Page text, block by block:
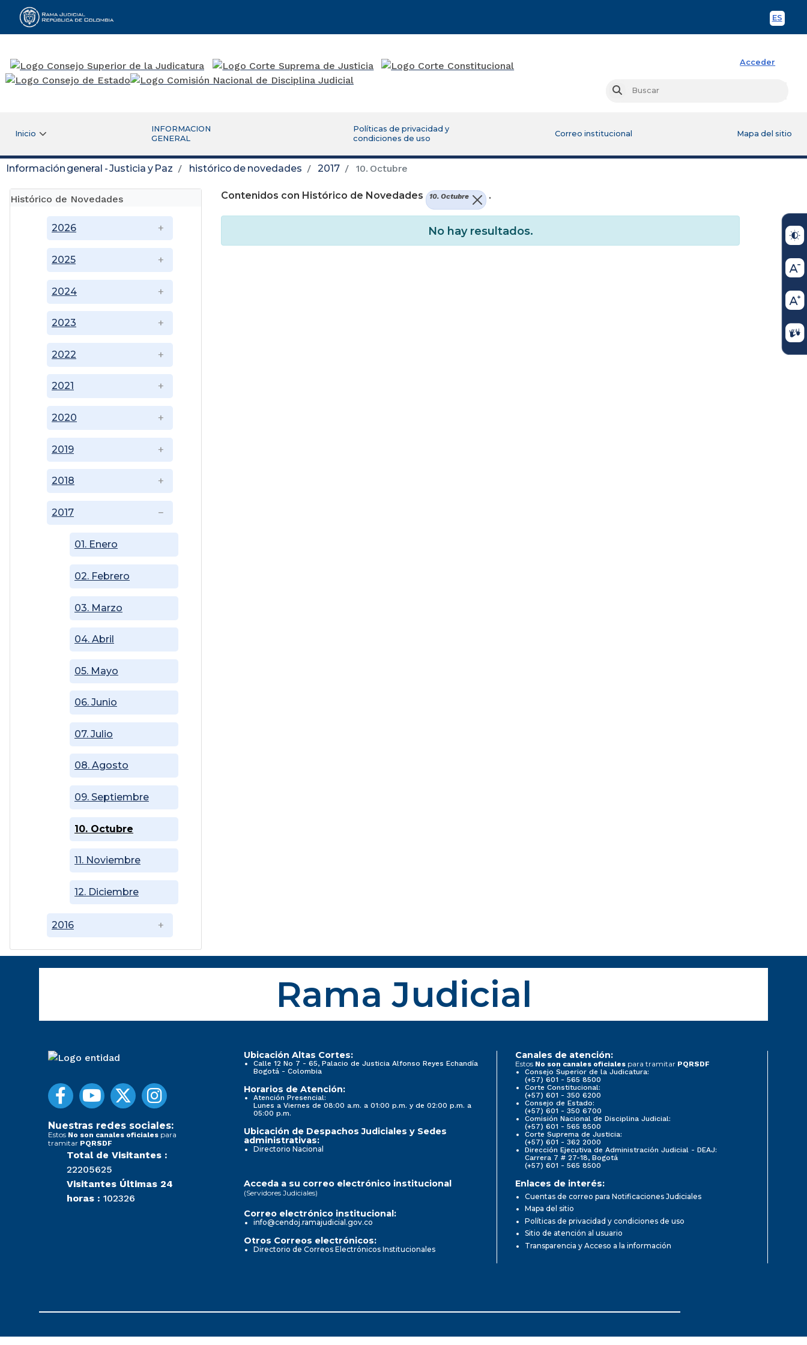
ES
Rama Judicial
Acceder
Buscar
Inicio
INFORMACION
GENERAL
Políticas de privacidad y
condiciones de uso
Correo institucional Mapa del sitio
Información general - Justicia y Paz histórico de novedades 2017 10. Octubre
Histórico de Novedades
2016
2017
01. Enero
02. Febrero
03. Marzo
04. Abril
05. Mayo
06. Junio
07. Julio
08. Agosto
09. Septiembre
10. Octubre
11. Noviembre
12. Diciembre
2018
2019
2020
2021
2022
2023
2024
2025
2026
Contenidos con Histórico de Novedades 10. Octubre .
No hay resultados.
Rama Judicial
Nuestras redes sociales:
Estos No son canales oficiales para
tramitar PQRSDF
Total de Visitantes :
22205625
Visitantes Últimas 24
horas : 102326
Ubicación Altas Cortes:
Calle 12 No 7 - 65, Palacio de Justicia Alfonso Reyes Echandía
Bogotá - Colombia
Horarios de Atención:
Atención Presencial:
Lunes a Viernes de 08:00 a.m. a 01:00 p.m. y de 02:00 p.m. a
05:00 p.m.
Ubicación de Despachos Judiciales y Sedes
administrativas:
Directorio Nacional
Canales de atención:
Estos No son canales oficiales para tramitar PQRSDF
Consejo Superior de la Judicatura:
(+57) 601 - 565 8500
Corte Constitucional:
(+57) 601 - 350 6200
Consejo de Estado:
(+57) 601 - 350 6700
Comisión Nacional de Disciplina Judicial:
(+57) 601 - 565 8500
Corte Suprema de Justicia:
(+57) 601 - 362 2000
Dirección Ejecutiva de Administración Judicial - DEAJ:
Carrera 7 # 27-18, Bogotá
(+57) 601 - 565 8500
Acceda a su correo electrónico institucional
(Servidores Judiciales)
Correo electrónico institucional:
info@cendoj.ramajudicial.gov.co
Otros Correos electrónicos:
Directorio de Correos Electrónicos Institucionales
Enlaces de interés:
Cuentas de correo para Notificaciones Judiciales
Mapa del sitio
Políticas de privacidad y condiciones de uso
Sitio de atención al usuario
Transparencia y Acceso a la información